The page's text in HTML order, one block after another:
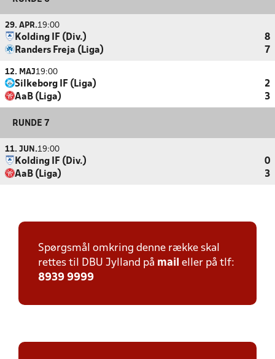
29. APR.19:00
Kolding IF (Div.)
8
Randers Freja (Liga)
7
12. MAJ19:00
Silkeborg IF (Liga)
2
AaB (Liga)
3
RUNDE 7
11. JUN.19:00
Kolding IF (Div.)
0
AaB (Liga)
3
Spørgsmål omkring denne række skal
rettes til DBU Jylland på mail eller på tlf:
8939 9999